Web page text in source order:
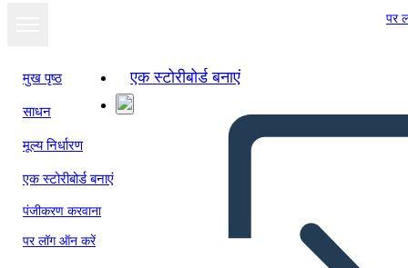
पर
मुख पृष्ठ
साधन
मूल्य निर्धारण
एक स्टोरीबोर्ड बनाएं
पंजीकरण करवाना
पर लॉग ऑन करें
एक स्टोरीबोर्ड बनाएं